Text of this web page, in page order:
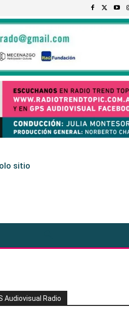
sitio
Audiovisual Radio